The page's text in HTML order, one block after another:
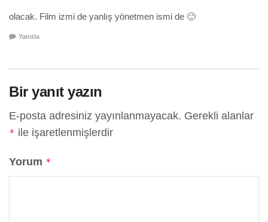
olacak. Film izmi de yanlış yönetmen ismi de 🙂
Yanıtla
Bir yanıt yazın
E-posta adresiniz yayınlanmayacak. Gerekli alanlar
* ile işaretlenmişlerdir
Yorum *